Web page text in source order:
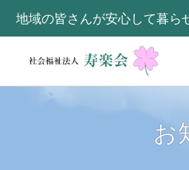
地域の皆さんが安心して暮ら
お